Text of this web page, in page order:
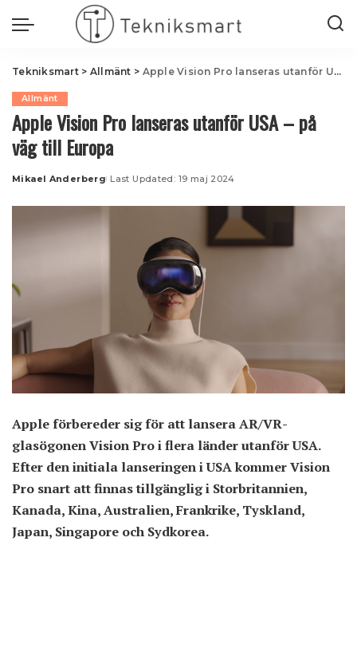
Tekniksmart> Allmänt > Apple Vision Pro lanseras utanför USA – på väg till Europa
Allmänt
Apple Vision Pro lanseras utanför USA – på
väg till Europa
Posted
Mikael Anderberg Last Updated: 19 maj 2024
Apple förbereder sig för att lansera AR/VR-
glasögonenVision Proi flera länder utanför USA.
Efter den initiala lanseringen i USA kommer Vision
Pro snart att finnas tillgänglig i Storbritannien,
Kanada, Kina, Australien, Frankrike, Tyskland,
Japan, Singapore och Sydkorea.